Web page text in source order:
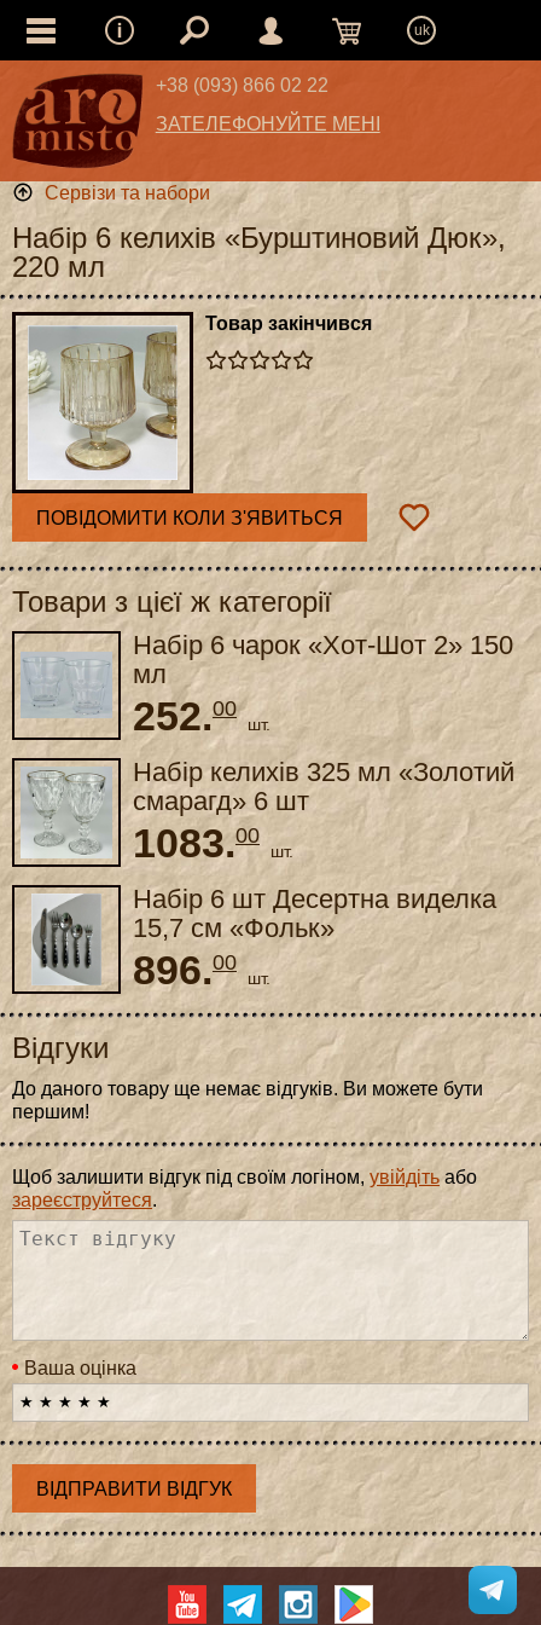
uk
+38 (093) 866 02 22
ЗАТЕЛЕФОНУЙТЕ МЕНІ
Сервізи та набори
Набір 6 келихів «Бурштиновий Дюк»,
220 мл
Товар закінчився
ПОВІДОМИТИ КОЛИ З'ЯВИТЬСЯ
Товари з цієї ж категорії
Набір 6 чарок «Хот-Шот 2» 150
мл
252.00
шт.
Набір келихів 325 мл «Золотий
смарагд» 6 шт
1083.00
шт.
Набір 6 шт Десертна виделка
15,7 см «Фольк»
896.00
шт.
Відгуки
До даного товару ще немає відгуків. Ви можете бути
першим!
Щоб залишити відгук під своїм логіном, увійдіть або
зареєструйтеся.
Ваша оцінка